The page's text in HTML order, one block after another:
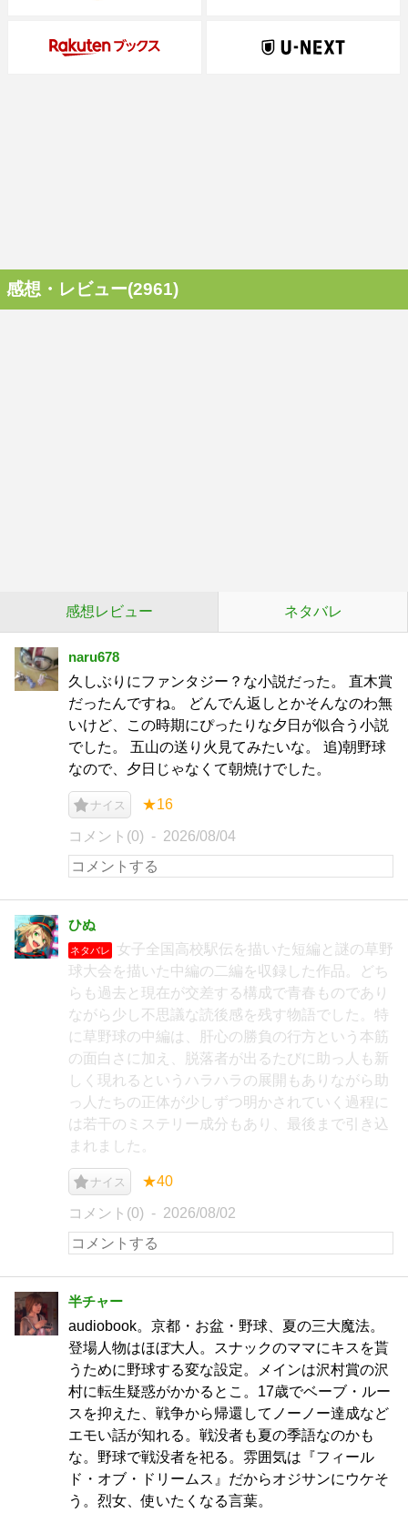
感想・レビュー(2961)
感想レビュー ネタバレ
naru678
久しぶりにファンタジー？な小説だった。 直木賞
だったんですね。 どんでん返しとかそんなのわ無
いけど、この時期にぴったりな夕日が似合う小説
でした。 五山の送り火見てみたいな。 追)朝野球
なので、夕日じゃなくて朝焼けでした。
ナイス ★16
コメント(0) 2026/08/04
ひぬ
ネタバレ
女子全国高校駅伝を描いた短編と謎の草野
球大会を描いた中編の二編を収録した作品。どち
らも過去と現在が交差する構成で青春ものであり
ながら少し不思議な読後感を残す物語でした。特
に草野球の中編は、肝心の勝負の行方という本筋
の面白さに加え、脱落者が出るたびに助っ人も新
しく現れるというハラハラの展開もありながら助
っ人たちの正体が少しずつ明かされていく過程に
は若干のミステリー成分もあり、最後まで引き込
まれました。
ナイス ★40
コメント(0) 2026/08/02
半チャー
audiobook。京都・お盆・野球、夏の三大魔法。
登場人物はほぼ大人。スナックのママにキスを貰
うために野球する変な設定。メインは沢村賞の沢
村に転生疑惑がかかるとこ。17歳でベーブ・ルー
スを抑えた、戦争から帰還してノーノー達成など
エモい話が知れる。戦没者も夏の季語なのかも
な。野球で戦没者を祀る。雰囲気は『フィール
ド・オブ・ドリームス』だからオジサンにウケそ
う。烈女、使いたくなる言葉。